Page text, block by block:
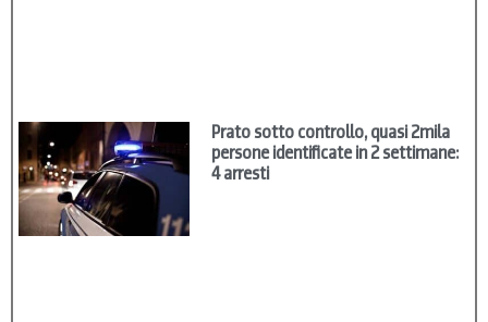
Prato sotto controllo, quasi 2mila
persone identificate in 2 settimane:
4 arresti